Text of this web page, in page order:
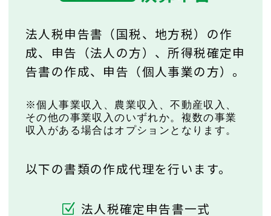
法人税申告書（国税、地方税）の作
成、申告（法人の方）、 所得税確定申
告書の作成、申告（個人事業の方）。
※個人事業収入、農業収入、不動産収入、
その他の事業収入のいずれか。複数の事業
収入がある場合はオプションとなります。
以下の書類の作成代理を行います。
法人税確定申告書一式